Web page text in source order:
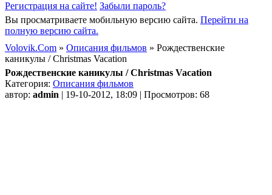
Регистрация на сайте! Забыли пароль?
Вы просматриваете мобильную версию сайта. Перейти на
полную версию сайта.
Volovik.Com » Описания фильмов » Рождественские
каникулы / Christmas Vacation
Рождественские каникулы / Christmas Vacation
Категория: Описания фильмов
автор: admin | 19-10-2012, 18:09 | Просмотров: 68